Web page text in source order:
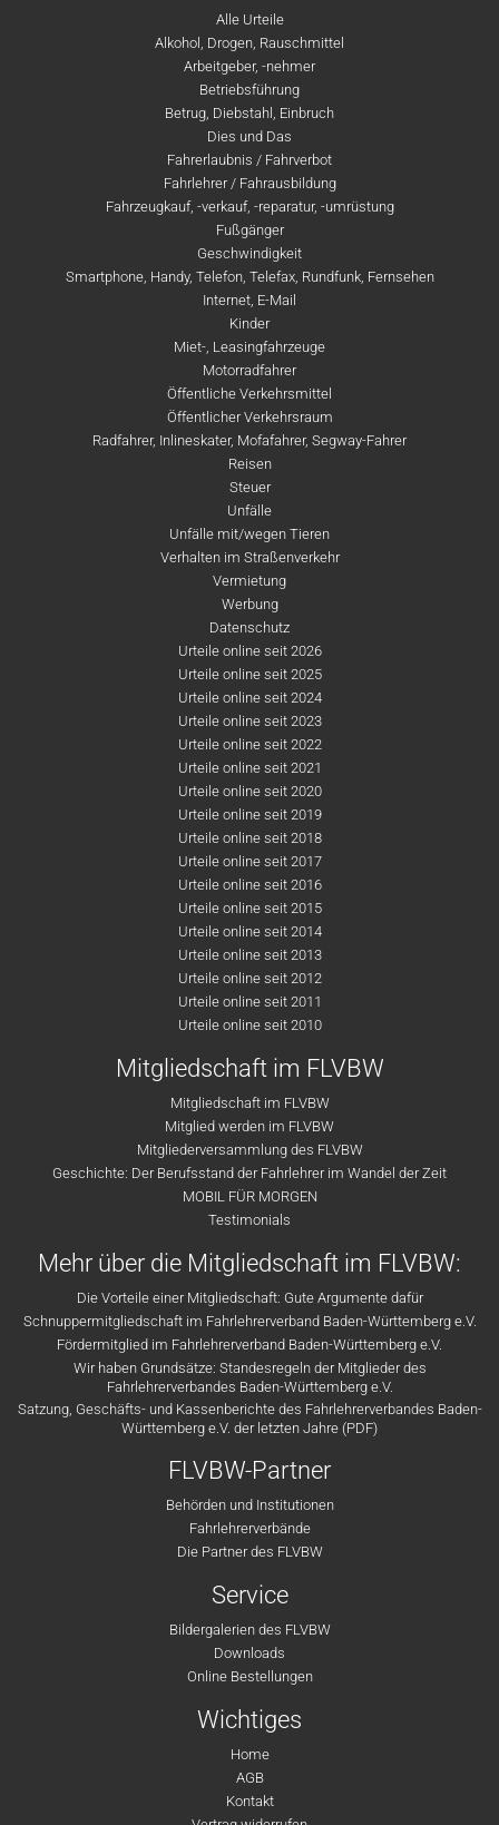
Alle Urteile
Alkohol, Drogen, Rauschmittel
Arbeitgeber, -nehmer
Betriebsführung
Betrug, Diebstahl, Einbruch
Dies und Das
Fahrerlaubnis / Fahrverbot
Fahrlehrer / Fahrausbildung
Fahrzeugkauf, -verkauf, -reparatur, -umrüstung
Fußgänger
Geschwindigkeit
Smartphone, Handy, Telefon, Telefax, Rundfunk, Fernsehen
Internet, E-Mail
Kinder
Miet-, Leasingfahrzeuge
Motorradfahrer
Öffentliche Verkehrsmittel
Öffentlicher Verkehrsraum
Radfahrer, Inlineskater, Mofafahrer, Segway-Fahrer
Reisen
Steuer
Unfälle
Unfälle mit/wegen Tieren
Verhalten im Straßenverkehr
Vermietung
Werbung
Datenschutz
Urteile online seit 2026
Urteile online seit 2025
Urteile online seit 2024
Urteile online seit 2023
Urteile online seit 2022
Urteile online seit 2021
Urteile online seit 2020
Urteile online seit 2019
Urteile online seit 2018
Urteile online seit 2017
Urteile online seit 2016
Urteile online seit 2015
Urteile online seit 2014
Urteile online seit 2013
Urteile online seit 2012
Urteile online seit 2011
Urteile online seit 2010
Mitgliedschaft im FLVBW
Mitgliedschaft im FLVBW
Mitglied werden im FLVBW
Mitgliederversammlung des FLVBW
Geschichte: Der Berufsstand der Fahrlehrer im Wandel der Zeit
MOBIL FÜR MORGEN
Testimonials
Mehr über die Mitgliedschaft im FLVBW:
Die Vorteile einer Mitgliedschaft: Gute Argumente dafür
Schnuppermitgliedschaft im Fahrlehrerverband Baden-Württemberg e.V.
Fördermitglied im Fahrlehrerverband Baden-Württemberg e.V.
Wir haben Grundsätze: Standesregeln der Mitglieder des
Fahrlehrerverbandes Baden-Württemberg e.V.
Satzung, Geschäfts- und Kassenberichte des Fahrlehrerverbandes Baden-
Württemberg e.V. der letzten Jahre (PDF)
FLVBW-Partner
Behörden und Institutionen
Fahrlehrerverbände
Die Partner des FLVBW
Service
Bildergalerien des FLVBW
Downloads
Online Bestellungen
Wichtiges
Home
AGB
Kontakt